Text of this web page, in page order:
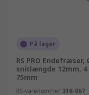
På lager
RS PRO
snitlængde 12mm, 4
75mm
RS-varenummer 316-067